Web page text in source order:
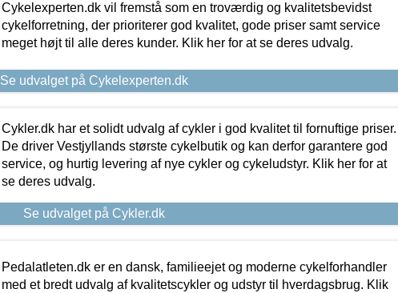
Cykelexperten.dk vil fremstå som en troværdig og kvalitetsbevidst
cykelforretning, der prioriterer god kvalitet, gode priser samt service
meget højt til alle deres kunder. Klik her for at se deres udvalg.
Se udvalget på Cykelexperten.dk
Cykler.dk har et solidt udvalg af cykler i god kvalitet til fornuftige priser.
De driver Vestjyllands største cykelbutik og kan derfor garantere god
service, og hurtig levering af nye cykler og cykeludstyr. Klik her for at
se deres udvalg.
Se udvalget på Cykler.dk
Pedalatleten.dk er en dansk, familieejet og moderne cykelforhandler
med et bredt udvalg af kvalitetscykler og udstyr til hverdagsbrug. Klik